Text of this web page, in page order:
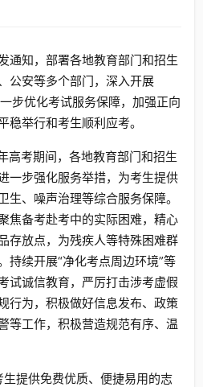
通知，部署各地教育部门和招生
公安等多个部门，深入开展
步优化考试服务保障，加强正向
稳举行和考生顺利应考。
高考期间，各地教育部门和招生
一步强化服务举措，为考生提供
生、噪声治理等综合服务保障。
焦备考赴考中的实际困难，精心
存放点，为残疾人等特殊困难群
持续开展“净化考点周边环境”等
试诚信教育，严厉打击涉考虚假
行为，积极做好信息发布、政策
等工作，积极营造规范有序、温
提供免费优质、便捷易用的志